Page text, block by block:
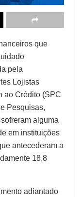
que
pela
Lojistas
ao Crédito (SPC
Pesquisas,
alguma
em instituições
antecederam a
18,8
adiantado